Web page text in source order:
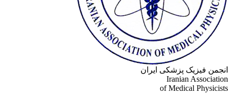
فیزیک پزشکی ایران
Iranian
of Medical